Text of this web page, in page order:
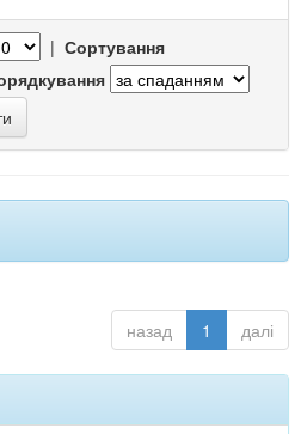
| Сортування
назад 1 далі